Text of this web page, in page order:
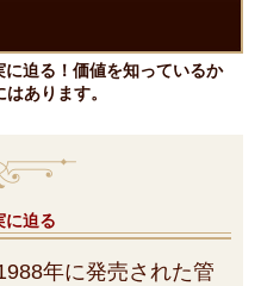
迫る！価値を知っているか
あります。
に迫る
年に発売された管